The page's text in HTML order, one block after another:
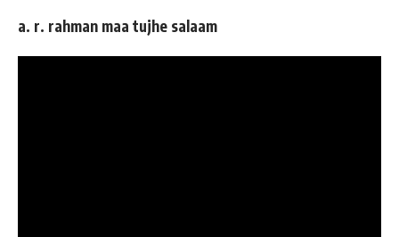
a. r. rahman maa tujhe salaam